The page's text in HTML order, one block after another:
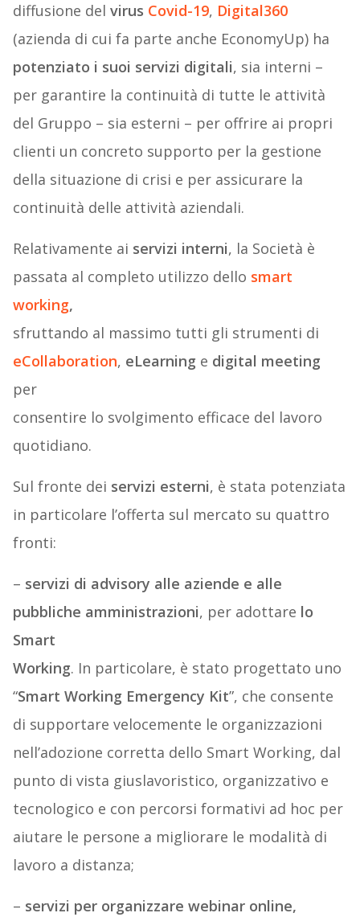
diffusione del virus Covid-19, Digital360
(azienda di cui fa parte anche EconomyUp) ha
potenziato i suoi servizi digitali, sia interni –
per garantire la continuità di tutte le attività
del Gruppo – sia esterni – per offrire ai propri
clienti un concreto supporto per la gestione
della situazione di crisi e per assicurare la
continuità delle attività aziendali.
Relativamente ai servizi interni, la Società è
passata al completo utilizzo dello smart
working,
sfruttando al massimo tutti gli strumenti di
eCollaboration, eLearning e digital meeting
per
consentire lo svolgimento efficace del lavoro
quotidiano.
Sul fronte dei servizi esterni, è stata potenziata
in particolare l’offerta sul mercato su quattro
fronti:
– servizi di advisory alle aziende e alle
pubbliche amministrazioni, per adottare lo
Smart
Working. In particolare, è stato progettato uno
“Smart Working Emergency Kit”, che consente
di supportare velocemente le organizzazioni
nell’adozione corretta dello Smart Working, dal
punto di vista giuslavoristico, organizzativo e
tecnologico e con percorsi formativi ad hoc per
aiutare le persone a migliorare le modalità di
lavoro a distanza;
– servizi per organizzare webinar online,